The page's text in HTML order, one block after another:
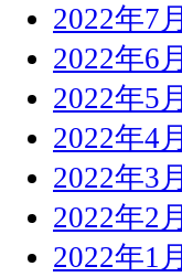
2022年7月
2022年6月
2022年5月
2022年4月
2022年3月
2022年2月
2022年1月